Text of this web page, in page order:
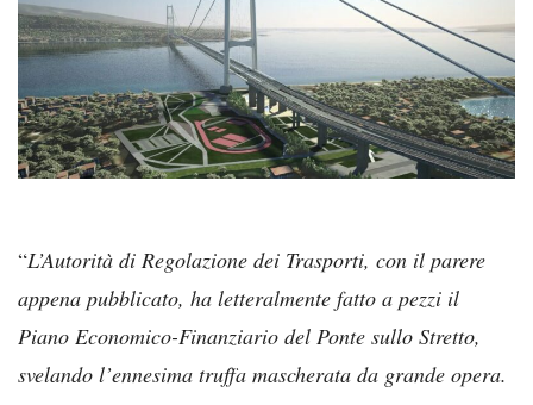
“L’Autorità di Regolazione dei Trasporti, con il parere
appena pubblicato, ha letteralmente fatto a pezzi il
Piano Economico-Finanziario del Ponte sullo Stretto,
svelando l’ennesima truffa mascherata da grande opera.